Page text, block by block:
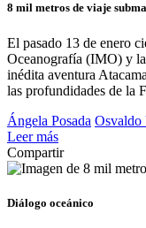
8 mil metros de viaje
El pasado 13 de enero
Oceanografía (IMO) y
inédita aventura
las profundidades de la
Ángela Posada Osvaldo
Leer más
Compartir
Diálogo oceánico